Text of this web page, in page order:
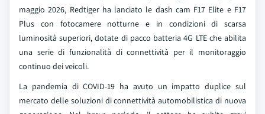
maggio 2026, Redtiger ha lanciato le dash cam F17 Elite e F17
Plus con fotocamere notturne e in condizioni di scarsa
luminosità superiori, dotate di pacco batteria 4G LTE che abilita
una serie di funzionalità di connettività per il monitoraggio
continuo dei veicoli.
La pandemia di COVID-19 ha avuto un impatto duplice sul
mercato delle soluzioni di connettività automobilistica di nuova